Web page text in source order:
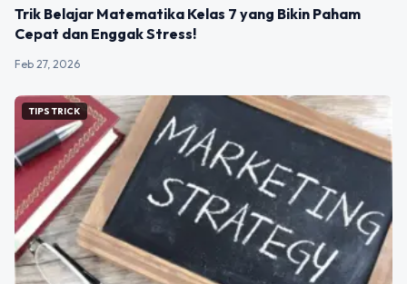
Trik Belajar Matematika Kelas 7 yang Bikin Paham
Cepat dan Enggak Stress!
Feb 27, 2026
TIPS TRICK